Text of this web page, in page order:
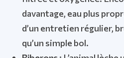
davantage, eau plus
d’un entretien régulier,
qu’un simple bol.